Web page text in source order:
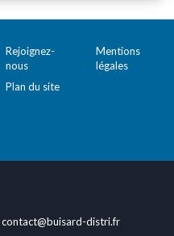
Rejoignez-
nous
Mentions
légales
Plan du site
contact@buisard-distri.fr